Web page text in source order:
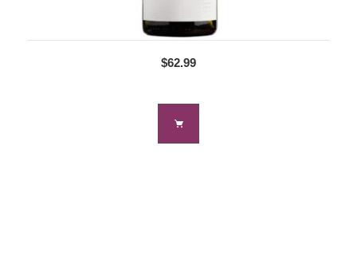
$62.99